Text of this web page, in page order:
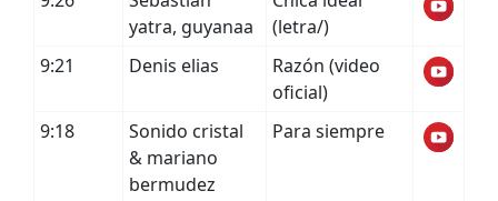
yatra, guyanaa
(letra/)
9:21
Denis elias
Razón (video
oficial)
9:18
Sonido cristal
& mariano
bermudez
Para siempre